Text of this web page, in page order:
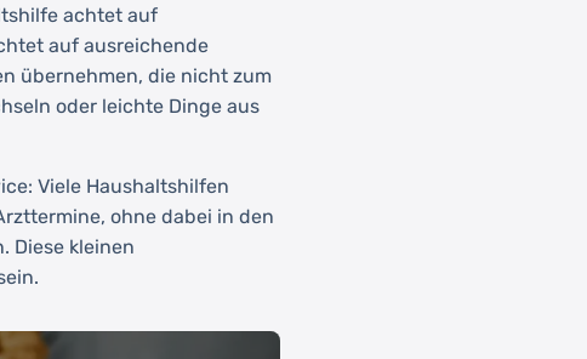
achtet auf
auf ausreichende
übernehmen, die nicht zum
oder leichte Dinge aus
Viele Haushaltshilfen
ohne dabei in den
Diese kleinen